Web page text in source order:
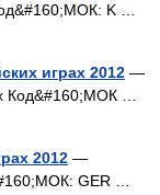
K …
играх 2012 —
Код&#160;МОК …
2012 —
GER …